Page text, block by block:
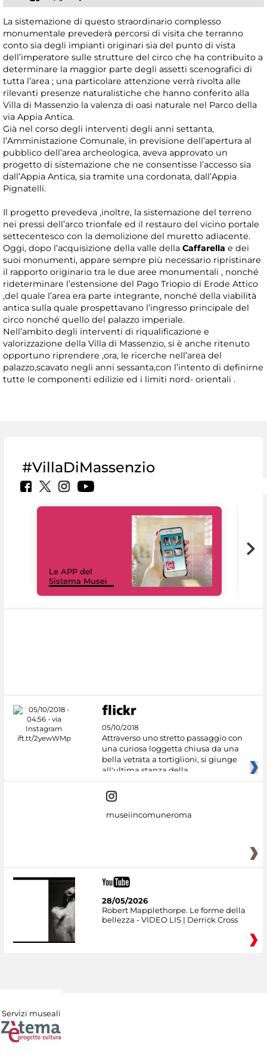
La sistemazione di questo straordinario complesso
monumentale prevederà percorsi di visita che terranno
conto sia degli impianti originari sia del punto di vista
dell’imperatore sulle strutture del circo che ha contribuito a
determinare la maggior parte degli assetti scenografici di
tutta l’area ; una particolare attenzione verrà rivolta alle
rilevanti presenze naturalistiche che hanno conferito alla
Villa di Massenzio la valenza di oasi naturale nel Parco della
via Appia Antica.
Già nel corso degli interventi degli anni settanta,
l’Amministazione Comunale, in previsione dell’apertura al
pubblico dell’area archeologica, aveva approvato un
progetto di sistemazione che ne consentisse l’accesso sia
dall’Appia Antica, sia tramite una cordonata, dall’Appia
Pignatelli.
Il progetto prevedeva ,inoltre, la sistemazione del terreno
nei pressi dell’arco trionfale ed il restauro del vicino portale
settecentesco con la demolizione del muretto adiacente.
Oggi, dopo l’acquisizione della valle della Caffarella e dei
suoi monumenti, appare sempre più necessario ripristinare
il rapporto originario tra le due aree monumentali , nonché
rideterminare l’estensione del Pago Triopio di Erode Attico
,del quale l’area era parte integrante, nonché della viabilità
antica sulla quale prospettavano l’ingresso principale del
circo nonché quello del palazzo imperiale.
Nell’ambito degli interventi di riqualificazione e
valorizzazione della Villa di Massenzio, si è anche ritenuto
opportuno riprendere ,ora, le ricerche nell’area del
palazzo,scavato negli anni sessanta,con l’intento di definirne
tutte le componenti edilizie ed i limiti nord- orientali .
#VillaDiMassenzio
Le APP del
Sistema Musei
05/10/2018
Attraverso uno stretto passaggio con
una curiosa loggetta chiusa da una
bella vetrata a tortiglioni, si giunge
all'ultima stanza della
museiincomuneroma
28/05/2026
Robert Mapplethorpe. Le forme della
bellezza - VIDEO LIS | Derrick Cross
Servizi museali